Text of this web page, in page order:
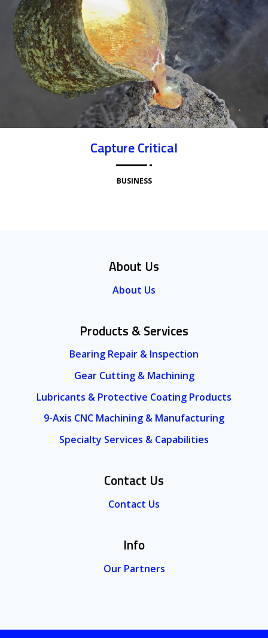
Capture Critical
BUSINESS
About Us
About Us
Products & Services
Bearing Repair & Inspection
Gear Cutting & Machining
Lubricants & Protective Coating Products
9-Axis CNC Machining & Manufacturing
Specialty Services & Capabilities
Contact Us
Contact Us
Info
Our Partners